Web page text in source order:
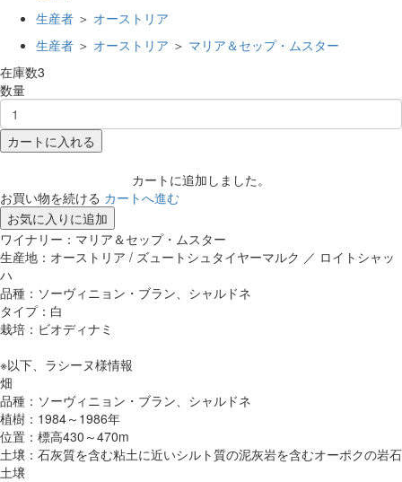
生産者 ＞ オーストリア
生産者 ＞ オーストリア ＞ マリア＆セップ・ムスター
在庫数3
数量
カートに入れる
カートに追加しました。
お買い物を続ける カートへ進む
お気に入りに追加
ワイナリー：マリア＆セップ・ムスター
生産地：オーストリア / ズュートシュタイヤーマルク ／ ロイトシャッ
ハ
品種：ソーヴィニョン・ブラン、シャルドネ
タイプ：白
栽培：ビオディナミ
※以下、ラシーヌ様情報
畑
品種：ソーヴィニョン・ブラン、シャルドネ
植樹：1984～1986年
位置：標高430～470m
土壌：石灰質を含む粘土に近いシルト質の泥灰岩を含むオーポクの岩石
土壌